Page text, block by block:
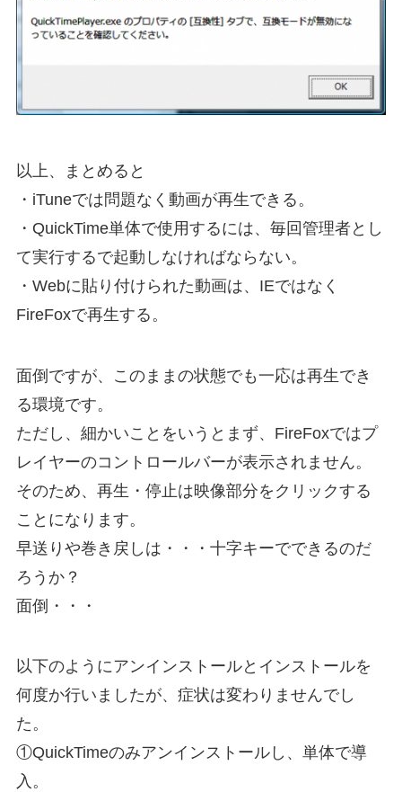
以上、まとめると
・iTuneでは問題なく動画が再生できる。
・QuickTime単体で使用するには、毎回管理者とし
て実行するで起動しなければならない。
・Webに貼り付けられた動画は、IEではなく
FireFoxで再生する。
面倒ですが、このままの状態でも一応は再生でき
る環境です。
ただし、細かいことをいうとまず、FireFoxではプ
レイヤーのコントロールバーが表示されません。
そのため、再生・停止は映像部分をクリックする
ことになります。
早送りや巻き戻しは・・・十字キーでできるのだ
ろうか？
面倒・・・
以下のようにアンインストールとインストールを
何度か行いましたが、症状は変わりませんでし
た。
①QuickTimeのみアンインストールし、単体で導
入。